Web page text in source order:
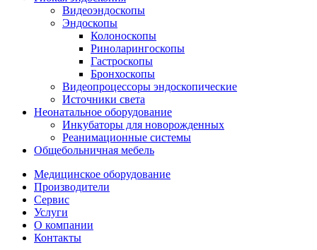
Видеоэндоскопы
Эндоскопы
Колоноскопы
Риноларингоскопы
Гастроскопы
Бронхоскопы
Видеопроцессоры эндоскопические
Источники света
Неонатальное оборудование
Инкубаторы для новорожденных
Реанимационные системы
Общебольничная мебель
Медицинское оборудование
Производители
Сервис
Услуги
О компании
Контакты